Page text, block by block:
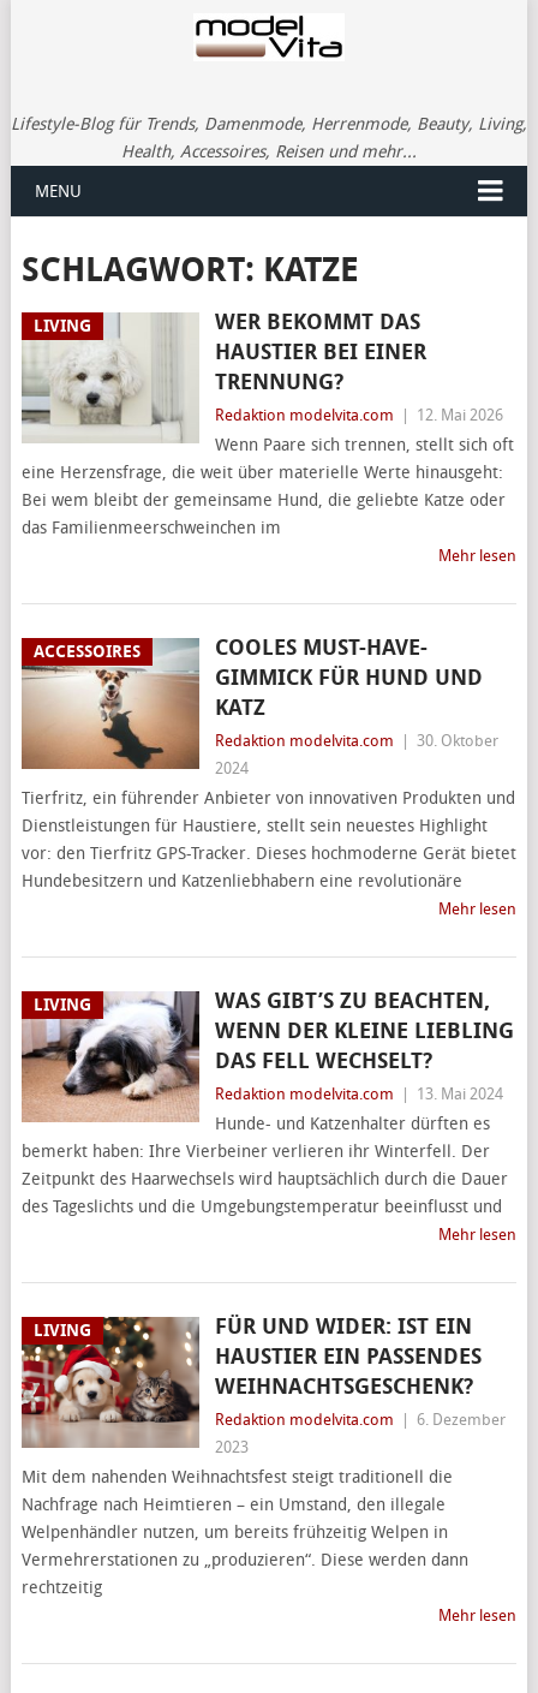
Lifestyle-Blog für Trends, Damenmode, Herrenmode, Beauty, Living,
Health, Accessoires, Reisen und mehr...
MENU
SCHLAGWORT: KATZE
LIVING
WER BEKOMMT DAS
HAUSTIER BEI EINER
TRENNUNG?
Redaktion modelvita.com 12. Mai 2026
Wenn Paare sich trennen, stellt sich oft
eine Herzensfrage, die weit über materielle Werte hinausgeht:
Bei wem bleibt der gemeinsame Hund, die geliebte Katze oder
das Familienmeerschweinchen im
Mehr lesen
ACCESSOIRES
COOLES MUST-HAVE-
GIMMICK FÜR HUND UND
KATZ
Redaktion modelvita.com
30. Oktober
2024
Tierfritz, ein führender Anbieter von innovativen Produkten und
Dienstleistungen für Haustiere, stellt sein neuestes Highlight
vor: den Tierfritz GPS-Tracker. Dieses hochmoderne Gerät bietet
Hundebesitzern und Katzenliebhabern eine revolutionäre
Mehr lesen
LIVING
WAS GIBT’S ZU BEACHTEN,
WENN DER KLEINE LIEBLING
DAS FELL WECHSELT?
Redaktion modelvita.com 13. Mai 2024
Hunde- und Katzenhalter dürften es
bemerkt haben: Ihre Vierbeiner verlieren ihr Winterfell. Der
Zeitpunkt des Haarwechsels wird hauptsächlich durch die Dauer
des Tageslichts und die Umgebungstemperatur beeinflusst und
Mehr lesen
LIVING
FÜR UND WIDER: IST EIN
HAUSTIER EIN PASSENDES
WEIHNACHTSGESCHENK?
Redaktion modelvita.com
6. Dezember
2023
Mit dem nahenden Weihnachtsfest steigt traditionell die
Nachfrage nach Heimtieren – ein Umstand, den illegale
Welpenhändler nutzen, um bereits frühzeitig Welpen in
Vermehrerstationen zu „produzieren“. Diese werden dann
rechtzeitig
Mehr lesen